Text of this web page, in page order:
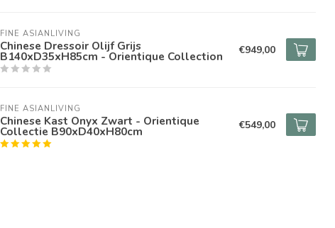
FINE ASIANLIVING
Chinese Dressoir Olijf Grijs
B140xD35xH85cm - Orientique Collection €949,00
FINE ASIANLIVING
Chinese Kast Onyx Zwart - Orientique
Collectie B90xD40xH80cm €549,00